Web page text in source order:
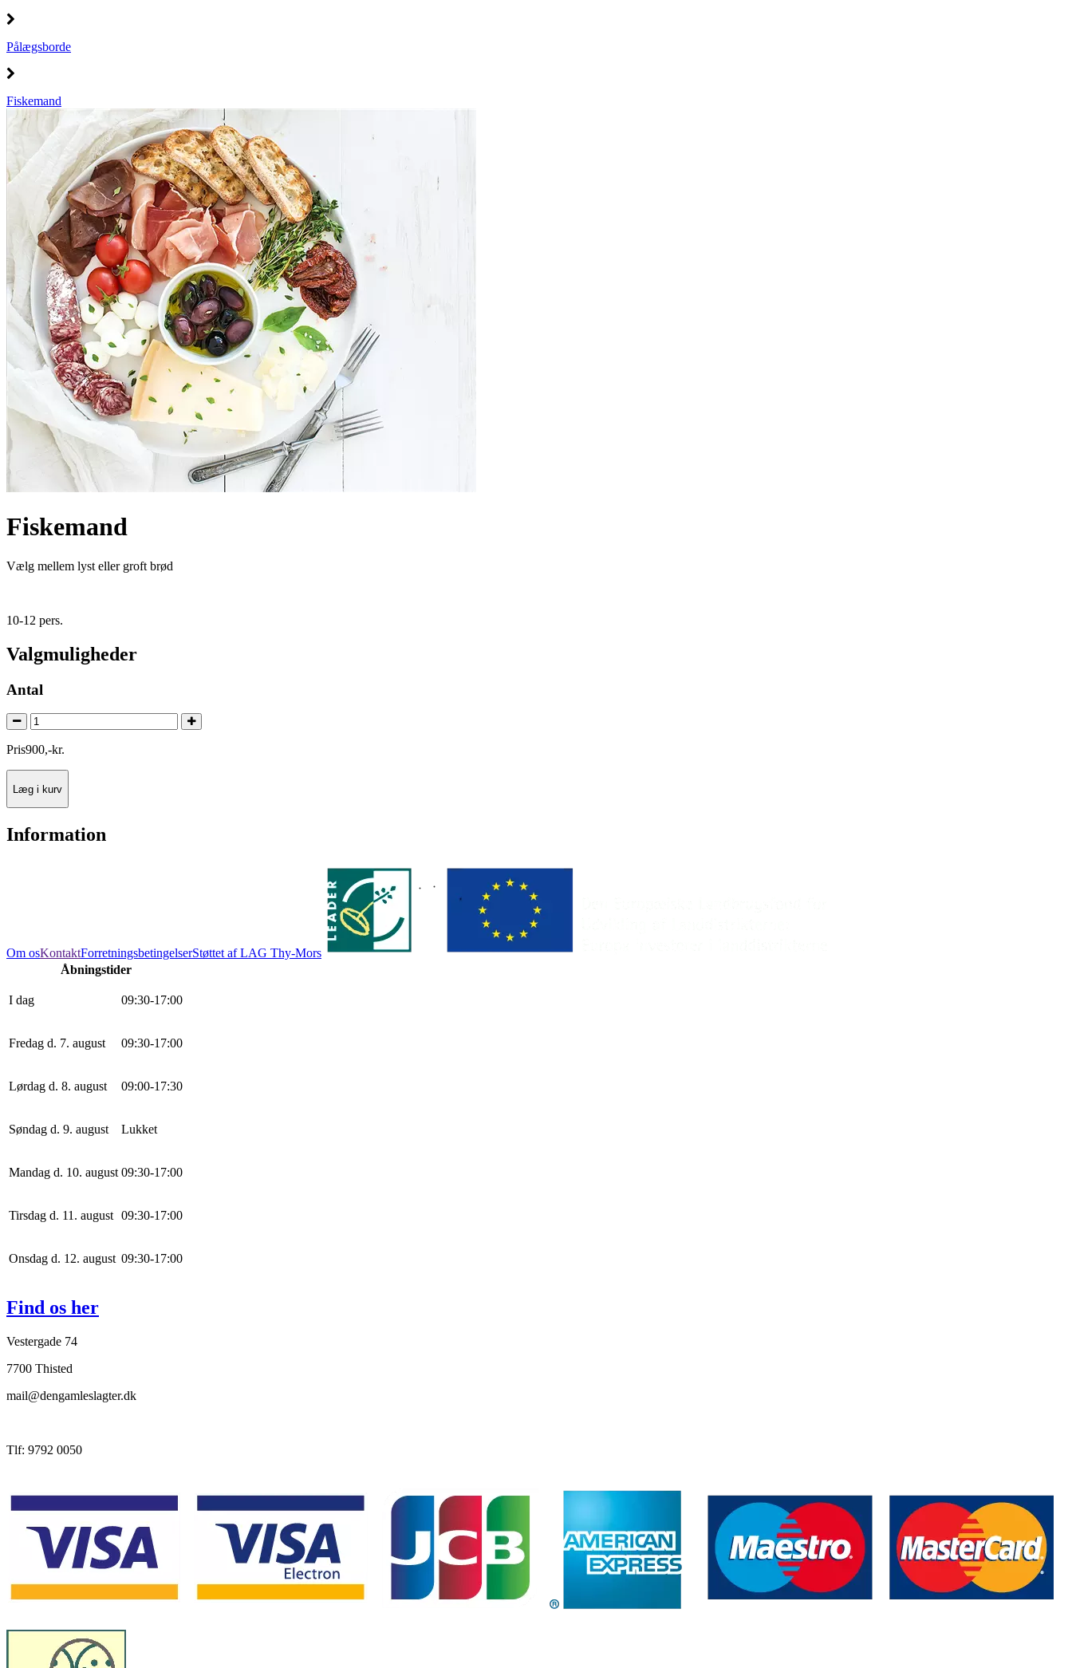
Pålægsborde
Fiskemand
Fiskemand
Vælg mellem lyst eller groft brød
10-12 pers.
Valgmuligheder
Antal
Pris900,-kr.
Læg i kurv
Information
Om osKontaktForretningsbetingelserStøttet af LAG Thy-Mors
Åbningstider
I dag 09:30-17:00
Fredag d. 7. august 09:30-17:00
Lørdag d. 8. august 09:00-17:30
Søndag d. 9. august Lukket
Mandag d. 10. august 09:30-17:00
Tirsdag d. 11. august 09:30-17:00
Onsdag d. 12. august 09:30-17:00
Find os her
Vestergade 74
7700 Thisted
mail@dengamleslagter.dk
Tlf: 9792 0050